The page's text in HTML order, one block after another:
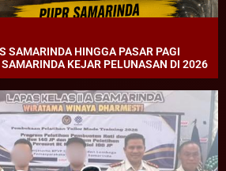
SAMARINDA HINGGA PASAR PAGI
KEJAR PELUNASAN DI 2026